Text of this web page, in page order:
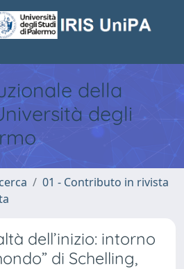
della
degli
01 - Contributo in rivista
dell’inizio: intorno
di Schelling,